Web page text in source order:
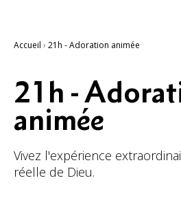
Accueil › 21h - Adoration animée
21h -
animée
Vivez l'expérience
réelle de Dieu.